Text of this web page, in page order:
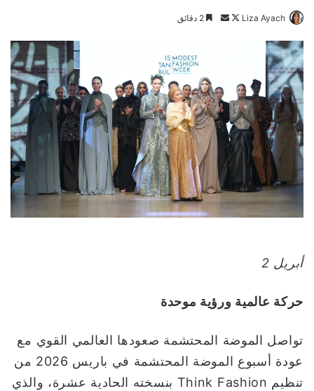
Liza Ayach
ت
ل
ى
X
ب
ر
ي
د
ل
ت
ا
أبريل 2
حركة عالمية ورؤية موحدة
تواصل الموضة المحتشمة صعودها العالمي القوي مع
عودة أسبوع الموضة المحتشمة في باريس 2026 من
تنظيم Think Fashion بنسخته الحادية عشرة، والذي